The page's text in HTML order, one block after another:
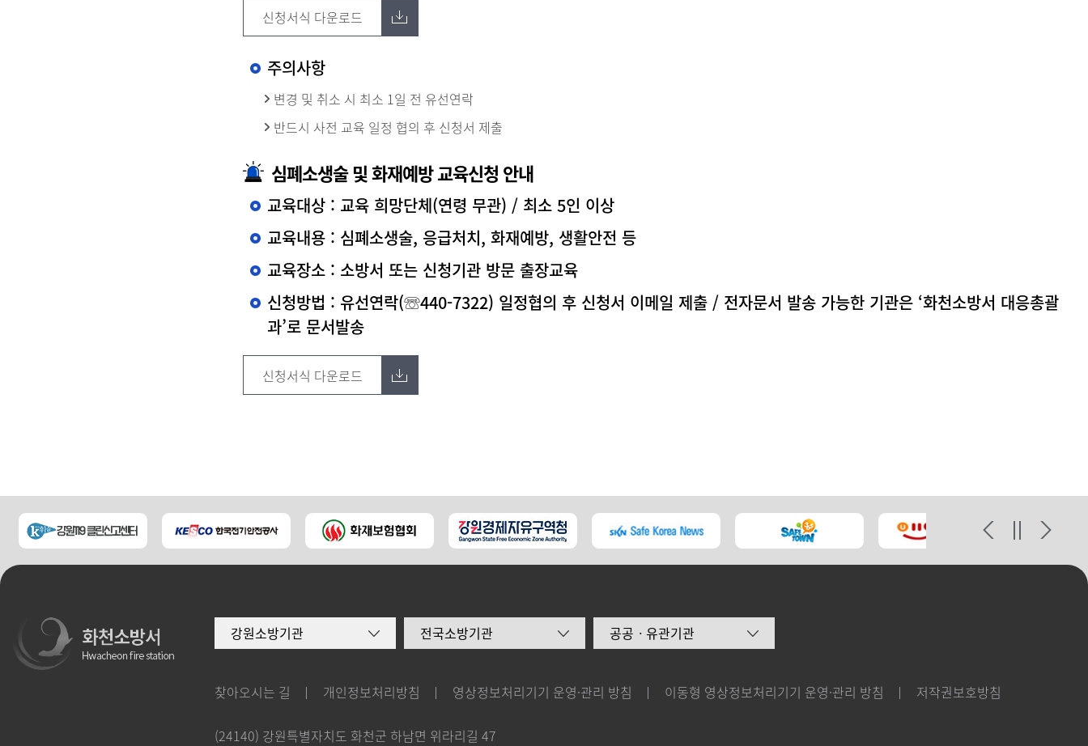
신청서식 다운로드
주의사항
변경 및 취소 시 최소 1일 전 유선연락
반드시 사전 교육 일정 협의 후 신청서 제출
심폐소생술 및 화재예방 교육신청 안내
교육대상 : 교육 희망단체(연령 무관) / 최소 5인 이상
교육내용 : 심폐소생술, 응급처치, 화재예방, 생활안전 등
교육장소 : 소방서 또는 신청기관 방문 출장교육
신청방법 : 유선연락(☏440-7322) 일정협의 후 신청서 이메일 제출 / 전자문서 발송 가능한 기관은 ‘화천소방서 대응총괄
과’로 문서발송
신청서식 다운로드
강원소방기관 전국소방기관 공공ㆍ유관기관
찾아오시는 길 개인정보처리방침 영상정보처리기기 운영·관리 방침 이동형 영상정보처리기기 운영·관리 방침 저작권보호방침
(24140) 강원특별자치도 화천군 하남면 위라리길 47